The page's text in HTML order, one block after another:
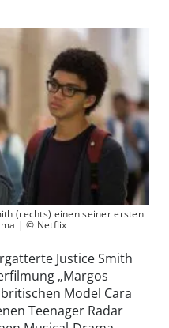
(rechts) einen seiner ersten
| © Netflix
Justice Smith
„Margos
Model Cara
Teenager Radar